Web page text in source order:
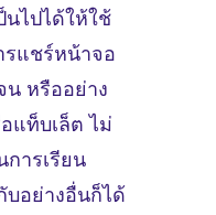
นไปได้ให้ใช้
รแชร์หน้าจอ
น หรืออย่าง
แท็บเล็ต ไม่
ารเรียน
อย่างอื่นก็ได้